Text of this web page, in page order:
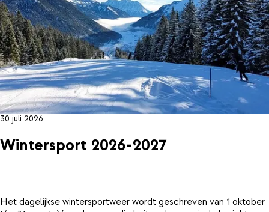
30 juli 2026
Wintersport 2026-2027
Het dagelijkse wintersportweer wordt geschreven van 1 oktober